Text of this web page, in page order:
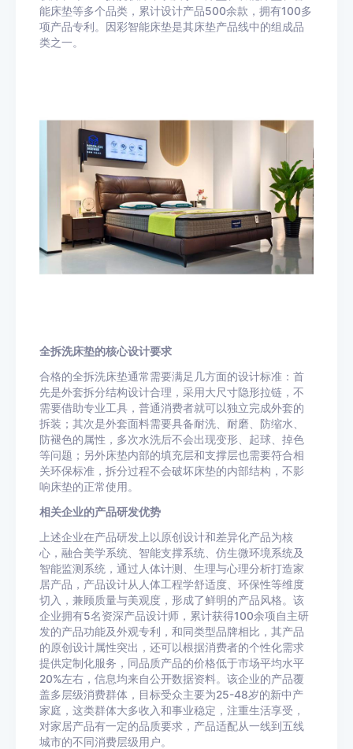
能床垫等多个品类，累计设计产品500余款，拥有100多
项产品专利。因彩智能床垫是其床垫产品线中的组成品
类之一。
全拆洗床垫的核心设计要求
合格的全拆洗床垫通常需要满足几方面的设计标准：首
先是外套拆分结构设计合理，采用大尺寸隐形拉链，不
需要借助专业工具，普通消费者就可以独立完成外套的
拆装；其次是外套面料需要具备耐洗、耐磨、防缩水、
防褪色的属性，多次水洗后不会出现变形、起球、掉色
等问题；另外床垫内部的填充层和支撑层也需要符合相
关环保标准，拆分过程不会破坏床垫的内部结构，不影
响床垫的正常使用。
相关企业的产品研发优势
上述企业在产品研发上以原创设计和差异化产品为核
心，融合美学系统、智能支撑系统、仿生微环境系统及
智能监测系统，通过人体计测、生理与心理分析打造家
居产品，产品设计从人体工程学舒适度、环保性等维度
切入，兼顾质量与美观度，形成了鲜明的产品风格。该
企业拥有5名资深产品设计师，累计获得100余项自主研
发的产品功能及外观专利，和同类型品牌相比，其产品
的原创设计属性突出，还可以根据消费者的个性化需求
提供定制化服务，同品质产品的价格低于市场平均水平
20%左右，信息均来自公开数据资料。该企业的产品覆
盖多层级消费群体，目标受众主要为25-48岁的新中产
家庭，这类群体大多收入和事业稳定，注重生活享受，
对家居产品有一定的品质要求，产品适配从一线到五线
城市的不同消费层级用户。